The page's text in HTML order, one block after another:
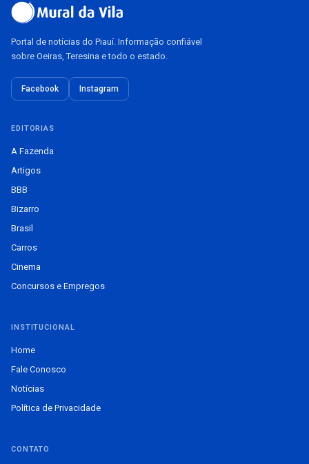
Portal de notícias do Piauí. Informação confiável
sobre Oeiras, Teresina e todo o estado.
Facebook Instagram
EDITORIAS
A Fazenda
Artigos
BBB
Bizarro
Brasil
Carros
Cinema
Concursos e Empregos
INSTITUCIONAL
Home
Fale Conosco
Notícias
Política de Privacidade
CONTATO